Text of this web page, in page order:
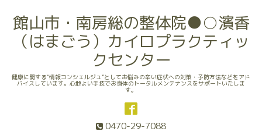
館山市・南房総の整体院●○濱香
（はまごう）カイロプラクティッ
クセンター
健康に関する“情報コンシェルジュ”としてお悩みの辛い症状への対策・予防方法などをアド
バイスしています。心地よい手技でお身体のトータルメンテナンスをサポートいたしま
す。
0470-29-7088